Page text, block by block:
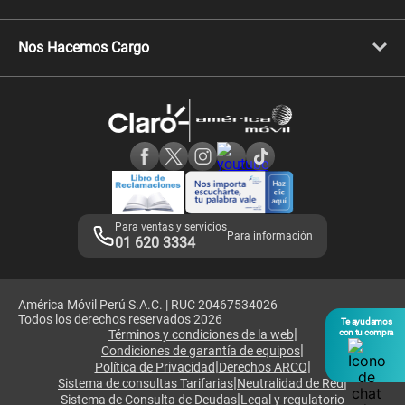
Te ayudamos
con tu compra
Celulares Motorola
Llamada por llamada
Comprobantes electrónicos
Consulta de IMEI
Nos Hacemos Cargo
Consulta de reclamos
Adquirientes iPhone 6, 6S y SE
Mensaje de Seguridad
Términos y Condiciones de Tienda Claro
Libro de Reclamaciones
Legales de marketplace
Para ventas y servicios
01 620 3334 Para información
América Móvil Perú S.A.C. | RUC 20467534026
Todos los derechos reservados 2026
Términos y condiciones de la web|
Condiciones de garantía de equipos|
Política de Privacidad|Derechos ARCO|
Sistema de consultas Tarifarias|Neutralidad de Red|
Sistema de Consulta de Deudas|Legal y regulatorio